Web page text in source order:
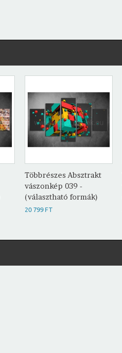
Többrészes Absztrakt
vászonkép 039 -
(választható formák)
20 799 FT